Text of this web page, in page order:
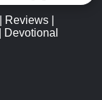
Reviews
Devotional